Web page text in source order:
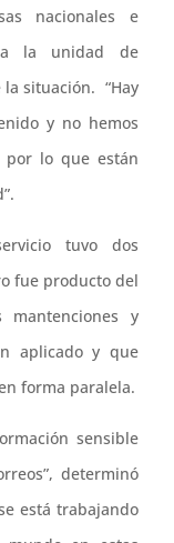
nacionales e
a la unidad de
situación. “Hay
y no hemos
por lo que están
tuvo dos
fue producto del
y
aplicado y que
forma paralela.
sensible
determinó
está trabajando